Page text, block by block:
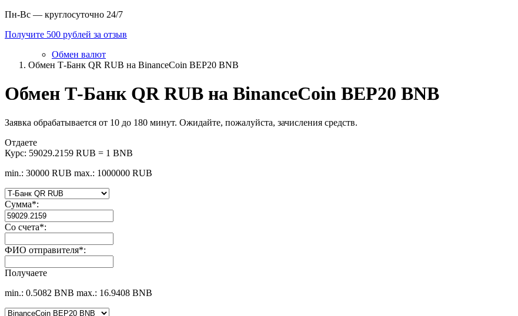
Пн-Вс — круглосуточно 24/7
Получите 500 рублей за отзыв
Обмен валют
Обмен Т-Банк QR RUB на BinanceCoin BEP20 BNB
Обмен Т-Банк QR RUB на BinanceCoin BEP20 BNB
Заявка обрабатывается от 10 до 180 минут. Ожидайте, пожалуйста, зачисления средств.
Отдаете
Курс: 59029.2159 RUB = 1 BNB
min.: 30000 RUB max.: 1000000 RUB
Сумма*:
Со счета*:
ФИО отправителя*:
Получаете
min.: 0.5082 BNB max.: 16.9408 BNB